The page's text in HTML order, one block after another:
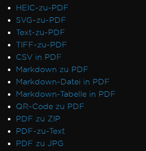
HEIC-zu-PDF
SVG-zu-PDF
Text-zu-PDF
TIFF-zu-PDF
CSV in PDF
Markdown zu PDF
Markdown-Datei in PDF
Markdown-Tabelle in PDF
QR-Code zu PDF
PDF zu ZIP
PDF-zu-Text
PDF zu JPG